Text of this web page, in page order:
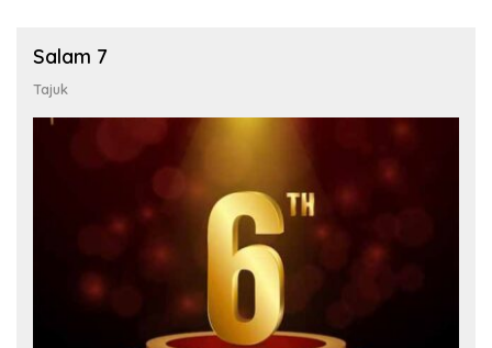
Salam 7
Tajuk